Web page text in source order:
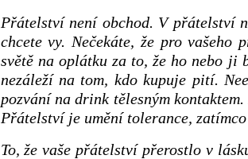
Přátelství není obchod. V přátelství
chcete vy. Nečekáte, že pro
světě na oplátku za to, že ho nebo ji
nezáleží na tom, kdo kupuje pití.
pozvání na drink tělesným
Přátelství je umění tolerance,
To, že vaše přátelství přerostlo v